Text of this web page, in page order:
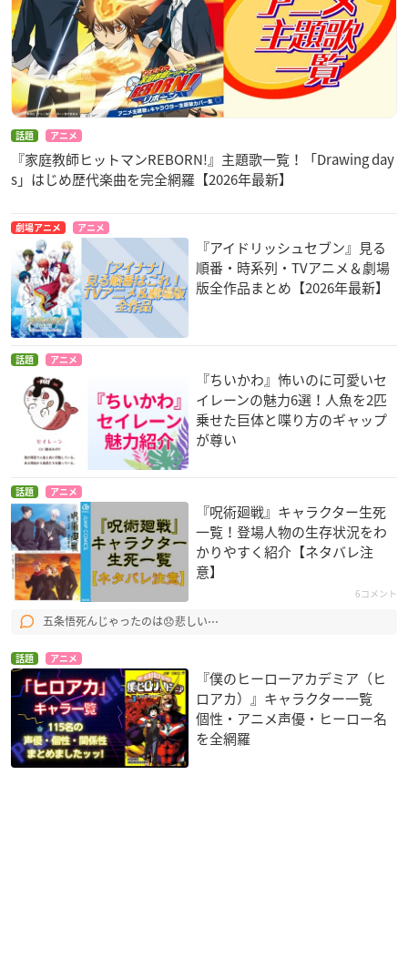
話題 アニメ
『家庭教師ヒットマンREBORN!』主題歌一覧！「Drawing day
s」はじめ歴代楽曲を完全網羅【2026年最新】
劇場アニメ アニメ
『アイドリッシュセブン』見る
順番・時系列・TVアニメ＆劇場
版全作品まとめ【2026年最新】
話題 アニメ
『ちいかわ』怖いのに可愛いセ
イレーンの魅力6選！人魚を2匹
乗せた巨体と喋り方のギャップ
が尊い
話題 アニメ
『呪術廻戦』キャラクター生死
一覧！登場人物の生存状況をわ
かりやすく紹介【ネタバレ注
意】
6コメント
五条悟死んじゃったのは😞悲しい⋯
話題 アニメ
『僕のヒーローアカデミア（ヒ
ロアカ）』キャラクター一覧
個性・アニメ声優・ヒーロー名
を全網羅